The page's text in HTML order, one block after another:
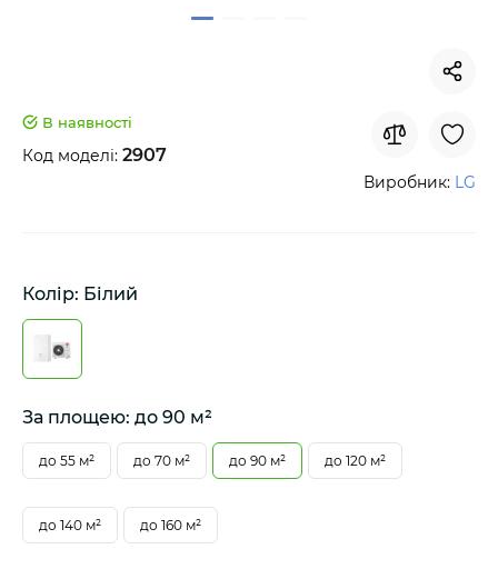
В наявності
Код моделі: 2907
Виробник: LG
Колір: Білий
За площею: до 90 м²
до 55 м² до 70 м² до 90 м² до 120 м²
до 140 м² до 160 м²